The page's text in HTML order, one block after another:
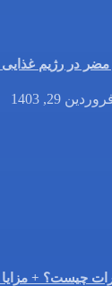
در رژیم غذایی
29, 1403
چیست؟ +